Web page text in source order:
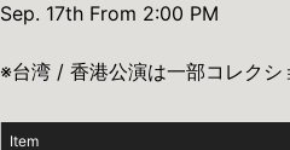
Sep. 17th From 2:00 PM
※台湾 / 香港公演は一部コレクシ
Item